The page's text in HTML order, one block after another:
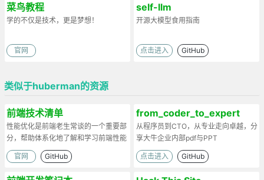
菜鸟教程
学的不仅是技术，更是梦想！
官网
self-llm
开源大模型食用指南
点击进入 GitHub
类似于huberman的资源
前端技术清单
性能优化是前端老生常谈的一个重要部
分，帮助体系化地了解和学习前端性能
优化
官网 GitHub
from_coder_to_expert
从程序员到CTO，从专业走向卓越，分
享大牛企业内部pdf与PPT
点击进入 GitHub